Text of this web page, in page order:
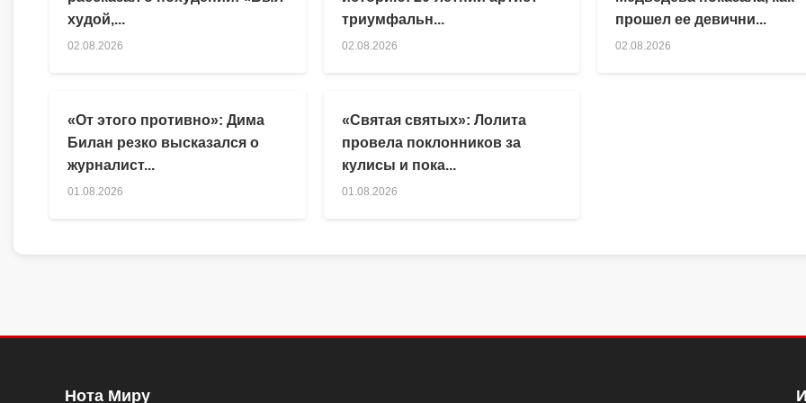
худой,...
02.08.2026
триумфальн...
02.08.2026
прошел ее девични...
02.08.2026
«От этого противно»: Дима
Билан резко высказался о
журналист...
01.08.2026
«Святая святых»: Лолита
провела поклонников за
кулисы и пока...
01.08.2026
Нота Миру